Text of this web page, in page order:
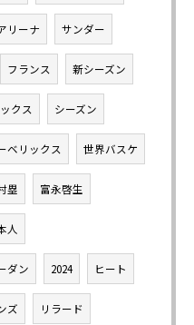
リーナ サンダー
フランス 新シーズン
クス シーズン
ベリックス 世界バスケ
塁 富永啓生
人
ダン 2024 ヒート
ズ リラード